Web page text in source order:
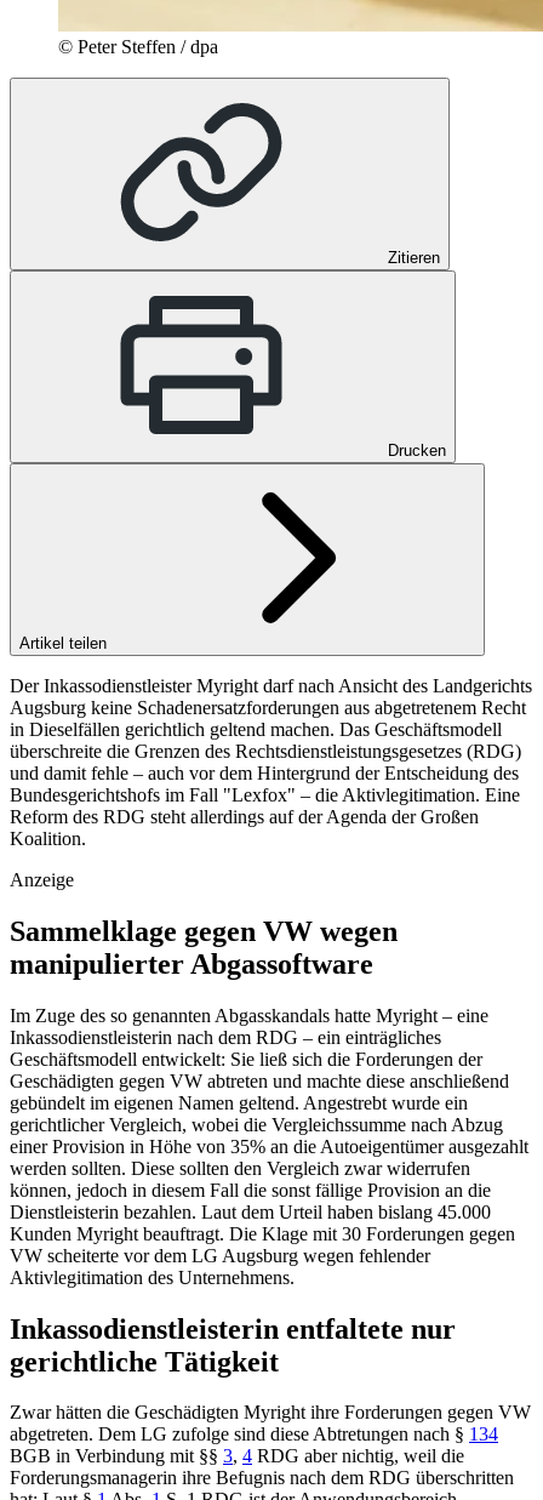
© Peter Steffen / dpa
Zitieren
Drucken
Artikel teilen
Der Inkassodienstleister Myright darf nach Ansicht des Landgerichts
Augsburg keine Schadenersatzforderungen aus abgetretenem Recht
in Dieselfällen gerichtlich geltend machen. Das Geschäftsmodell
überschreite die Grenzen des Rechtsdienstleistungsgesetzes (RDG)
und damit fehle – auch vor dem Hintergrund der Entscheidung des
Bundesgerichtshofs im Fall "Lexfox" – die Aktivlegitimation. Eine
Reform des RDG steht allerdings auf der Agenda der Großen
Koalition.
Anzeige
Sammelklage gegen VW wegen
manipulierter Abgassoftware
Im Zuge des so genannten Abgasskandals hatte Myright – eine
Inkassodienstleisterin nach dem RDG – ein einträgliches
Geschäftsmodell entwickelt: Sie ließ sich die Forderungen der
Geschädigten gegen VW abtreten und machte diese anschließend
gebündelt im eigenen Namen geltend. Angestrebt wurde ein
gerichtlicher Vergleich, wobei die Vergleichssumme nach Abzug
einer Provision in Höhe von 35% an die Autoeigentümer ausgezahlt
werden sollten. Diese sollten den Vergleich zwar widerrufen
können, jedoch in diesem Fall die sonst fällige Provision an die
Dienstleisterin bezahlen. Laut dem Urteil haben bislang 45.000
Kunden Myright beauftragt. Die Klage mit 30 Forderungen gegen
VW scheiterte vor dem LG Augsburg wegen fehlender
Aktivlegitimation des Unternehmens.
Inkassodienstleisterin entfaltete nur
gerichtliche Tätigkeit
Zwar hätten die Geschädigten Myright ihre Forderungen gegen VW
abgetreten. Dem LG zufolge sind diese Abtretungen nach § 134
BGB in Verbindung mit §§ 3, 4 RDG aber nichtig, weil die
Forderungsmanagerin ihre Befugnis nach dem RDG überschritten